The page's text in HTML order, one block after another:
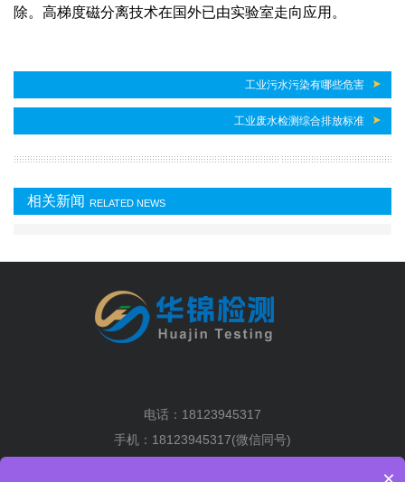
除。高梯度磁分离技术在国外已由实验室走向应用。
工业污水污染有哪些危害
工业废水检测综合排放标准
相关新闻 RELATED NEWS
电话：18123945317
手机：18123945317(微信同号)